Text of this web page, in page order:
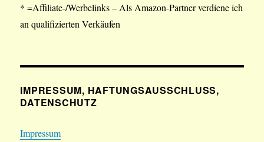
* =Affiliate-/Werbelinks – Als Amazon-Partner verdiene ich
an qualifizierten Verkäufen
IMPRESSUM, HAFTUNGSAUSSCHLUSS,
DATENSCHUTZ
Impressum